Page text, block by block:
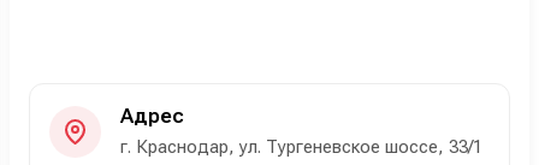
Адрес
г. Краснодар, ул. Тургеневское шоссе, 33/1